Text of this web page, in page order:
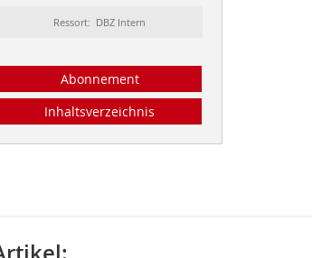
Ressort: DBZ Intern
Abonnement
Inhaltsverzeichnis